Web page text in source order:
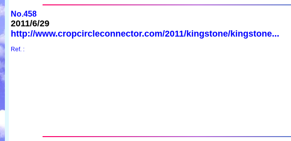
No.458
2011/6/29
http://www.cropcircleconnector.com/2011/kingstone/kingstone...
Ref. :